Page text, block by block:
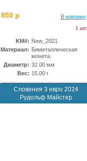
850 р В корзину
1 шт.
KM#: New_2021
Материал: Биметаллическая
монета
Диаметр: 32.00 мм
Вес: 15.00 г
Словения 3 евро 2024
Рудольф Майстер